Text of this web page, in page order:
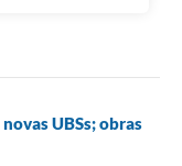
UBSs; obras